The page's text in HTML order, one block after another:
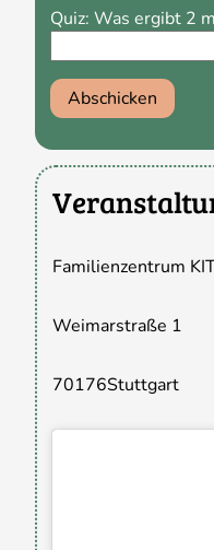
empty.
Quiz: Was ergibt 2
Familienzentrum
Weimarstraße 1
70176Stuttgart